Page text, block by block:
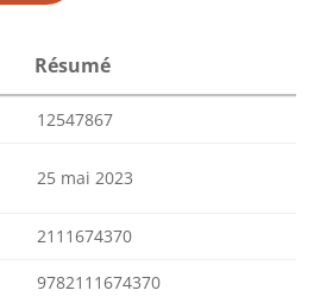
Résumé
12547867
25 mai 2023
2111674370
9782111674370